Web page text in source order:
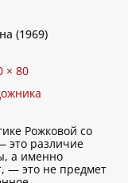
(1969)
× 80
Рожковой со
это различие
а именно
— это не предмет